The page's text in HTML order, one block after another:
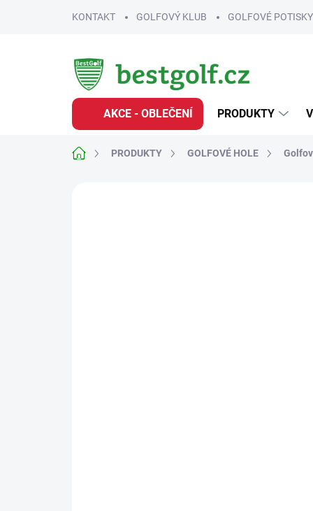
KONTAKT GOLFOVÝ KLUB GOLFOVÉ POTISKY
AKCE - OBLEČENÍ PRODUKTY
Domů PRODUKTY GOLFOVÉ HOLE